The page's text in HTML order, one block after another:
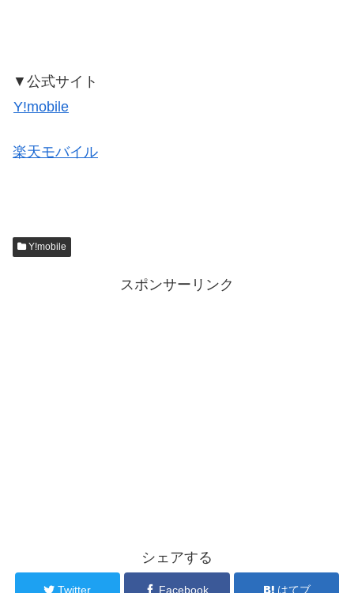
▼公式サイト
Y!mobile
楽天モバイル
Y!mobile
スポンサーリンク
シェアする
Twitter Facebook はてブ